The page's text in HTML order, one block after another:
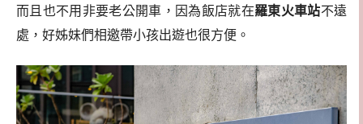
而且也不用非要老公開車，因為飯店就在羅東火車站不遠
處，好姊妹們相邀帶小孩出遊也很方便。